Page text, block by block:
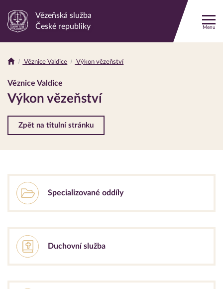
Odkaz
stránku
Vězeňská služba
České republiky
Menu
Drobečková
navigace
Věznice Valdice Výkon vězeňství
Věznice Valdice
Výkon vězeňství
Zpět na titulní stránku
Specializované oddíly
Duchovní služba